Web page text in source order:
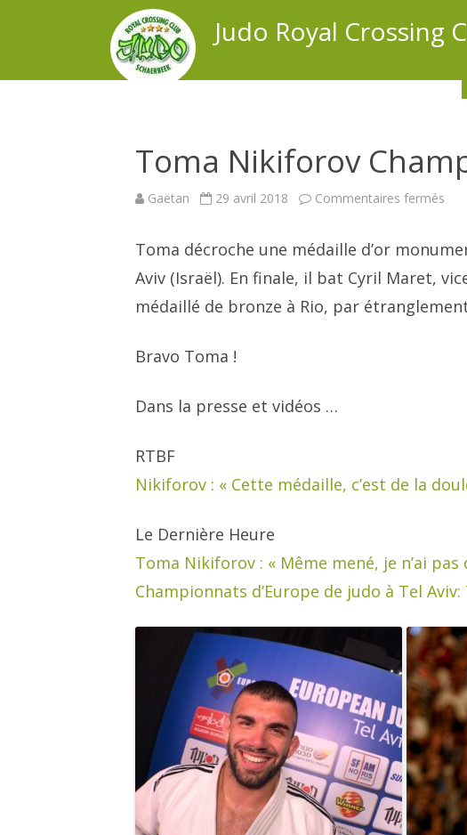
Judo Royal Crossing
Toma Nikiforov
Gaëtan 29 avril 2018 Commentaires fermés
-
Toma décroche une médaille d’or
Aviv (Israël). En finale, il bat Cyril Maret,
médaillé de bronze à Rio, par
Bravo Toma !
Dans la presse et vidéos …
RTBF
Nikiforov : « Cette médaille, c’est de la
Le Dernière Heure
Toma Nikiforov : « Même mené, je n’ai pas
Championnats d’Europe de judo à Tel